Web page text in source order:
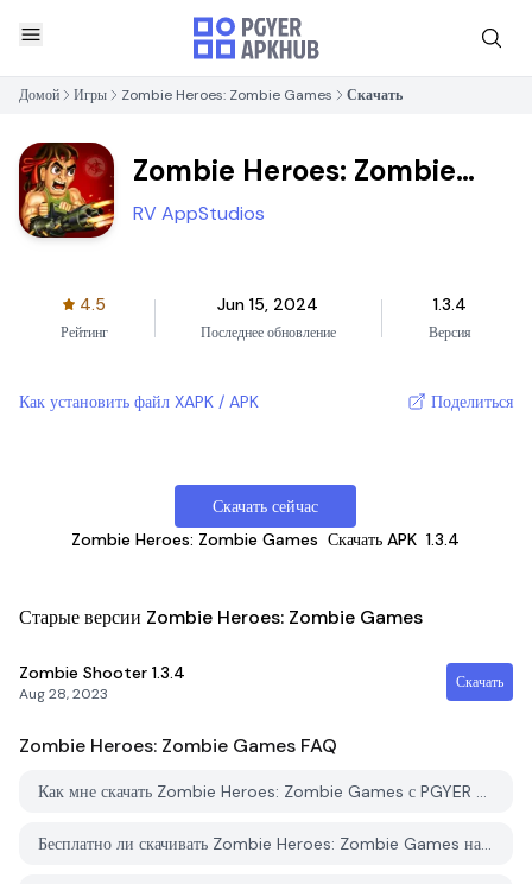
Домой Игры Zombie Heroes: Zombie Games Скачать
Zombie Heroes: Zombie
Games
RV AppStudios
4.5
Рейтинг
Jun 15, 2024
Последнее обновление
1.3.4
Версия
Как установить файл XAPK / APK Поделиться
Скачать сейчас
Zombie Heroes: Zombie Games Скачать APK 1.3.4
Старые версии Zombie Heroes: Zombie Games
Zombie Shooter 1.3.4
Aug 28, 2023
Скачать
Zombie Heroes: Zombie Games FAQ
Как мне скачать Zombie Heroes: Zombie Games с PGYER APK HUB?
Бесплатно ли скачивать Zombie Heroes: Zombie Games на PGYER APK HUB?